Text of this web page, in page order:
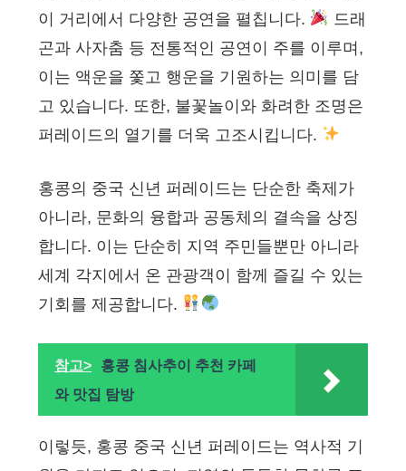
이 거리에서 다양한 공연을 펼칩니다.
드래
곤과 사자춤 등 전통적인 공연이 주를 이루며,
이는 액운을 쫓고 행운을 기원하는 의미를 담
고 있습니다. 또한, 불꽃놀이와 화려한 조명은
퍼레이드의 열기를 더욱 고조시킵니다.
홍콩의 중국 신년 퍼레이드는 단순한 축제가
아니라, 문화의 융합과 공동체의 결속을 상징
합니다. 이는 단순히 지역 주민들뿐만 아니라
세계 각지에서 온 관광객이 함께 즐길 수 있는
기회를 제공합니다.
참고>
홍콩 침사추이 추천 카페
와 맛집 탐방
이렇듯, 홍콩 중국 신년 퍼레이드는 역사적 기